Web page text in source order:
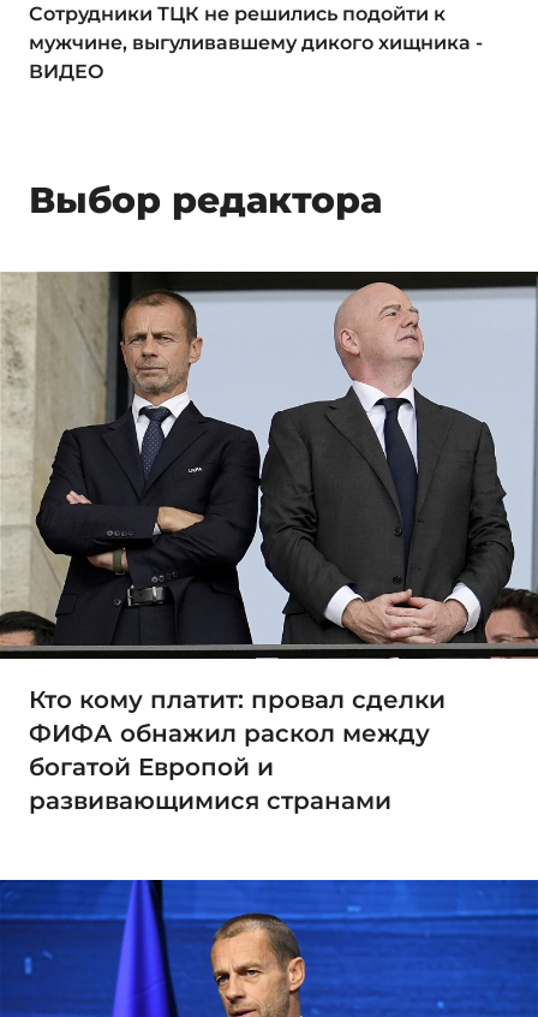
Сотрудники ТЦК не решились подойти к
мужчине, выгуливавшему дикого хищника -
ВИДЕО
Выбор редактора
Кто кому платит: провал сделки
ФИФА обнажил раскол между
богатой Европой и
развивающимися странами